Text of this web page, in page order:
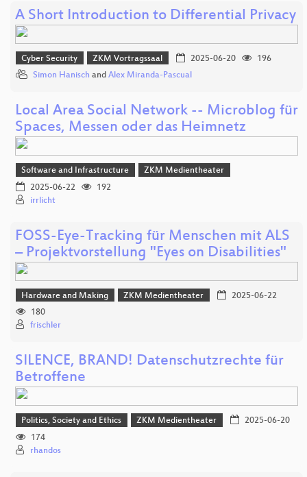
A Short Introduction to Differential Privacy
Cyber Security ZKM Vortragssaal 2025-06-20
196
Simon Hanisch and Alex Miranda-Pascual
Local Area Social Network -- Microblog für
Spaces, Messen oder das Heimnetz
Software and Infrastructure
ZKM Medientheater
2025-06-22
192
irrlicht
FOSS-Eye-Tracking für Menschen mit ALS
– Projektvorstellung "Eyes on Disabilities"
Hardware and Making ZKM Medientheater
2025-06-22
180
frischler
SILENCE, BRAND! Datenschutzrechte für
Betroffene
Politics, Society and Ethics ZKM Medientheater
2025-06-20
174
rhandos